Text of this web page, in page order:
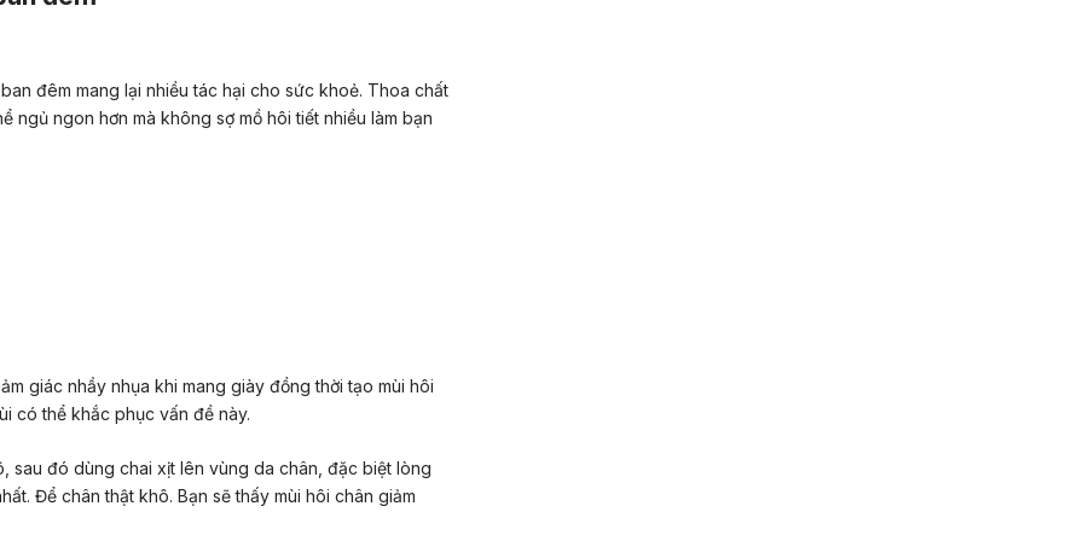
đêm mang lại nhiều tác hại cho sức khoẻ. Thoa chất
ngủ ngon hơn mà không sợ mồ hôi tiết nhiều làm bạn
giác nhầy nhụa khi mang giày đồng thời tạo mùi hôi
có thể khắc phục vấn đề này.
sau đó dùng chai xịt lên vùng da chân, đặc biệt lòng
Để chân thật khô. Bạn sẽ thấy mùi hôi chân giảm